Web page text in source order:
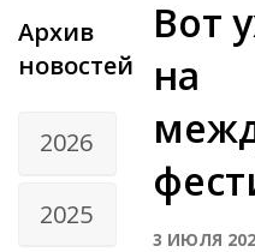
Архив
новостей
2026
2025
Вот
на
3 ИЮЛЯ